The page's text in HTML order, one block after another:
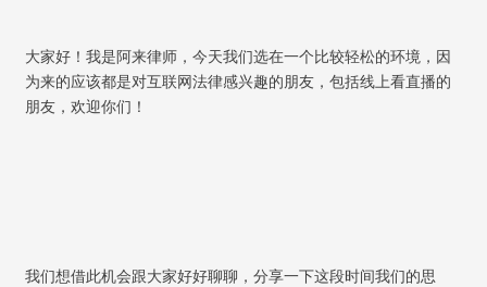
大家好！我是阿来律师，今天我们选在一个比较轻松的环境，因
为来的应该都是对互联网法律感兴趣的朋友，包括线上看直播的
朋友，欢迎你们！
我们想借此机会跟大家好好聊聊，分享一下这段时间我们的思